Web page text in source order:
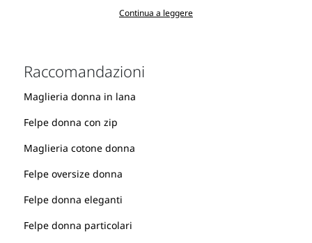
completare il look non possono mancare gli
Continua a leggere
Raccomandazioni
Maglieria donna in lana
Felpe donna con zip
Maglieria cotone donna
Felpe oversize donna
Felpe donna eleganti
Felpe donna particolari